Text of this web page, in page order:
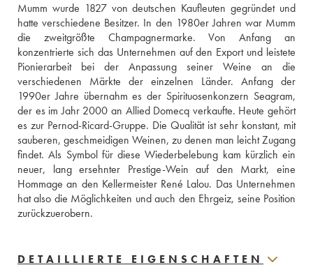
Mumm wurde 1827 von deutschen Kaufleuten gegründet und
hatte verschiedene Besitzer. In den 1980er Jahren war Mumm
die zweitgrößte Champagnermarke. Von Anfang an
konzentrierte sich das Unternehmen auf den Export und leistete
Pionierarbeit bei der Anpassung seiner Weine an die
verschiedenen Märkte der einzelnen Länder. Anfang der
1990er Jahre übernahm es der Spirituosenkonzern Seagram,
der es im Jahr 2000 an Allied Domecq verkaufte. Heute gehört
es zur Pernod-Ricard-Gruppe. Die Qualität ist sehr konstant, mit
sauberen, geschmeidigen Weinen, zu denen man leicht Zugang
findet. Als Symbol für diese Wiederbelebung kam kürzlich ein
neuer, lang ersehnter Prestige-Wein auf den Markt, eine
Hommage an den Kellermeister René Lalou. Das Unternehmen
hat also die Möglichkeiten und auch den Ehrgeiz, seine Position
zurückzuerobern.
DETAILLIERTE EIGENSCHAFTEN